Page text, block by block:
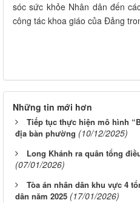
sóc sức khỏe Nhân dân đến
công tác khoa giáo của Đảng
Những tin mới hơn
Tiếp tục thực hiện mô hình
địa bàn phường (10/12/2025)
Long Khánh ra quân tổng
(07/01/2026)
Tòa án nhân dân khu vực 4
dân năm 2025 (17/01/2026)